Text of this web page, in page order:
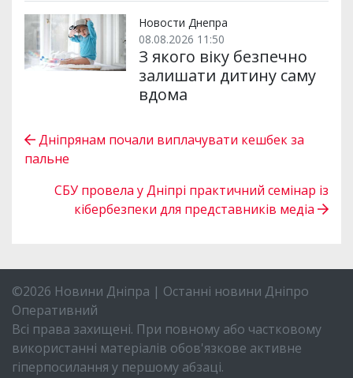
Новости Днепра
08.08.2026 11:50
З якого віку безпечно
залишати дитину саму
вдома
Дніпрянам почали виплачувати кешбек за
пальне
СБУ провела у Дніпрі практичний семінар із
кібербезпеки для представників медіа
©2026 Новини Дніпра | Останні новини Дніпро
Оперативний
Всі права захищені. При повному або частковому
використанні матеріалів обов'язкове активне
гіперпосилання у першому абзаці.